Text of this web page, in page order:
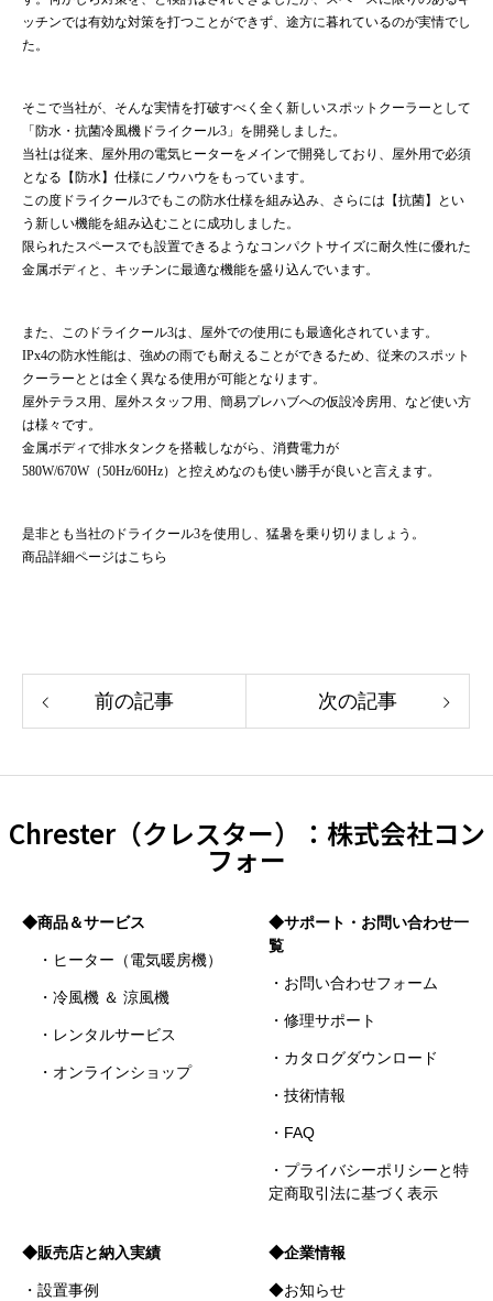
ッチンでは有効な対策を打つことができず、途方に暮れているのが実情でし
た。
そこで当社が、そんな実情を打破すべく全く新しいスポットクーラーとして
「防水・抗菌冷風機ドライクール3」を開発しました。
当社は従来、屋外用の電気ヒーターをメインで開発しており、屋外用で必須
となる【防水】仕様にノウハウをもっています。
この度ドライクール3でもこの防水仕様を組み込み、さらには【抗菌】とい
う新しい機能を組み込むことに成功しました。
限られたスペースでも設置できるようなコンパクトサイズに耐久性に優れた
金属ボディと、キッチンに最適な機能を盛り込んでいます。
また、このドライクール3は、屋外での使用にも最適化されています。
IPx4の防水性能は、強めの雨でも耐えることができるため、従来のスポット
クーラーととは全く異なる使用が可能となります。
屋外テラス用、屋外スタッフ用、簡易プレハブへの仮設冷房用、など使い方
は様々です。
金属ボディで排水タンクを搭載しながら、消費電力が
580W/670W（50Hz/60Hz）と控えめなのも使い勝手が良いと言えます。
是非とも当社のドライクール3を使用し、猛暑を乗り切りましょう。
商品詳細ページはこちら
前の記事 次の記事
Chrester（クレスター）：株式会社コン
フォー
◆商品＆サービス
・ヒーター（電気暖房機）
・冷風機 ＆ 涼風機
・レンタルサービス
・オンラインショップ
◆サポート・お問い合わせ一
覧
・お問い合わせフォーム
・修理サポート
・カタログダウンロード
・技術情報
・FAQ
・プライバシーポリシーと特
定商取引法に基づく表示
◆販売店と納入実績
・設置事例
◆企業情報
◆お知らせ